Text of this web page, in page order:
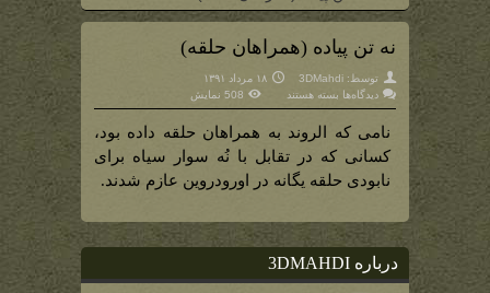
نه تن پیاده (همراهان حلقه)
توسط: 3DMahdi
۱۸ مرداد ۱۳۹۱
دیدگاه‌ها برای
پیاده
(همراهان
حلقه)
بسته هستند 508 نمایش
نامی که الروند به همراهان حلقه داده بود،
کسانی که در تقابل با نُه سوار سیاه برای
نابودی حلقه یگانه در
اورودروین عازم شدند.
درباره 3DMAHDI